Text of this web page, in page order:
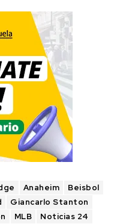
Anaheim
Beisbol
Giancarlo Stanton
MLB Noticias 24